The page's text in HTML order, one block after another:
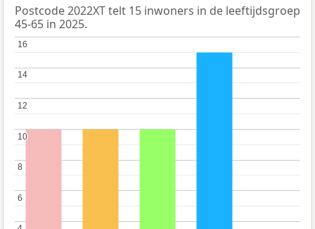
Postcode 2022XT telt 15 inwoners in de leeftijdsgroep
45-65 in 2025.
6
6
8
8
10
10
12
12
14
14
16
16